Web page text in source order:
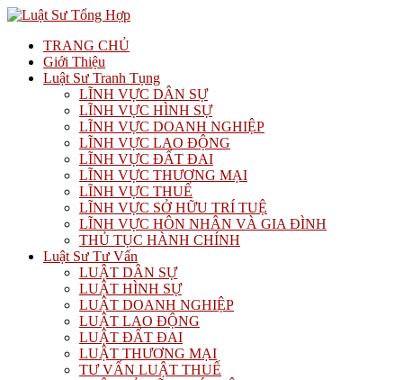
TRANG CHỦ
Giới Thiệu
Luật Sư Tranh Tụng
LĨNH VỰC DÂN SỰ
LĨNH VỰC HÌNH SỰ
LĨNH VỰC DOANH NGHIỆP
LĨNH VỰC LAO ĐỘNG
LĨNH VỰC ĐẤT ĐAI
LĨNH VỰC THƯƠNG MẠI
LĨNH VỰC THUẾ
LĨNH VỰC SỞ HỮU TRÍ TUỆ
LĨNH VỰC HÔN NHÂN VÀ GIA ĐÌNH
THỦ TỤC HÀNH CHÍNH
Luật Sư Tư Vấn
LUẬT DÂN SỰ
LUẬT HÌNH SỰ
LUẬT DOANH NGHIỆP
LUẬT LAO ĐỘNG
LUẬT ĐẤT ĐAI
LUẬT THƯƠNG MẠI
TƯ VẤN LUẬT THUẾ